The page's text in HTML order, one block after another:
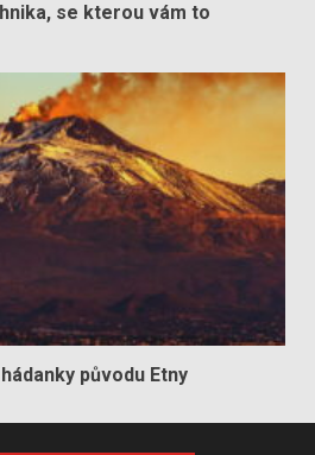
se kterou vám to
původu Etny